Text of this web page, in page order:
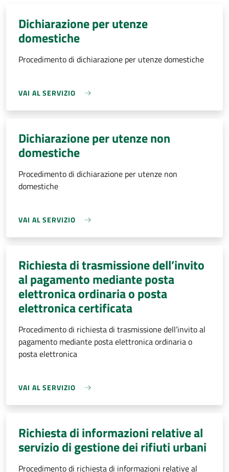
Dichiarazione per utenze
domestiche
Procedimento di dichiarazione per utenze domestiche
VAI AL SERVIZIO
Dichiarazione per utenze non
domestiche
Procedimento di dichiarazione per utenze non
domestiche
VAI AL SERVIZIO
Richiesta di trasmissione dell’invito
al pagamento mediante posta
elettronica ordinaria o posta
elettronica certificata
Procedimento di richiesta di trasmissione dell’invito al
pagamento mediante posta elettronica ordinaria o
posta elettronica
VAI AL SERVIZIO
Richiesta di informazioni relative al
servizio di gestione dei rifiuti urbani
Procedimento di richiesta di informazioni relative al